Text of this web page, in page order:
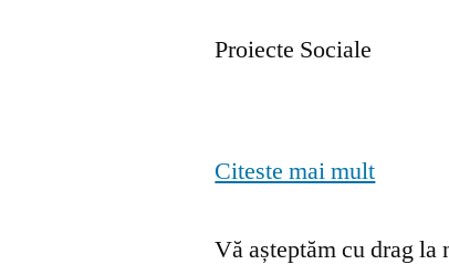
Proiecte Sociale
Citeste mai mult
Vă așteptăm cu drag la